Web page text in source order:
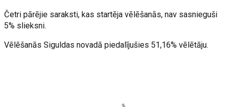
Četri pārējie saraksti, kas startēja vēlēšanās, nav sasnieguši
5% slieksni.
Vēlēšanās Siguldas novadā piedalījušies 51,16% vēlētāju.